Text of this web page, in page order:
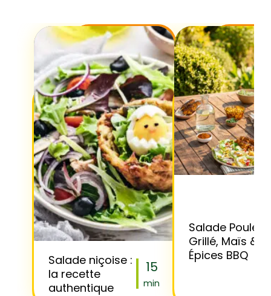
Salade niçoise :
la recette
authentique
15
min
Salade Poulet
Grillé, Maïs &
Épices BBQ